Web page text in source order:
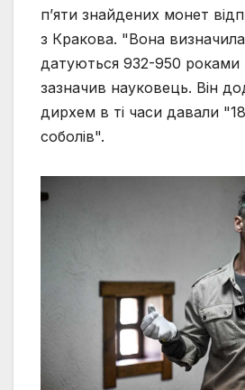
пʼяти знайдених монет
з Кракова. "Вона
датуються 932-950 роками
зазначив науковець. Він
дирхем в ті часи давали
соболів".